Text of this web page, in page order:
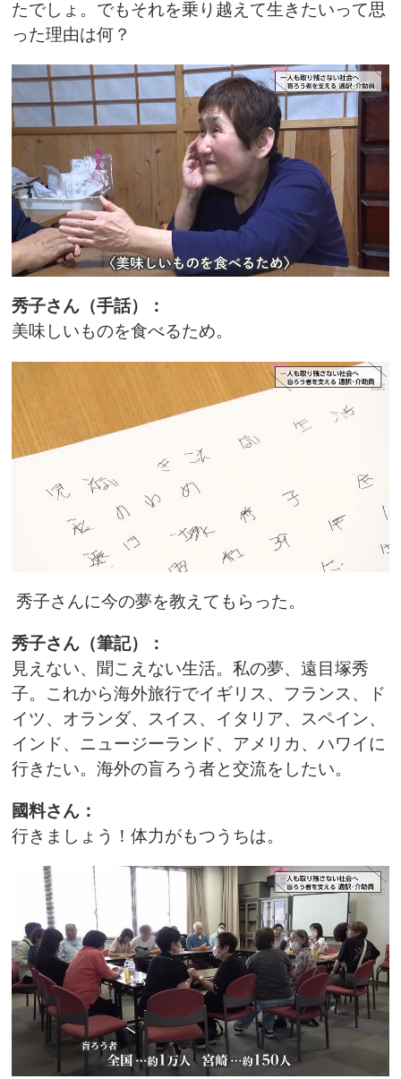
たでしょ。でもそれを乗り越えて生きたいって思
った理由は何？
秀子さん（手話）：
美味しいものを食べるため。
秀子さんに今の夢を教えてもらった。
秀子さん（筆記）：
見えない、聞こえない生活。私の夢、遠目塚秀
子。これから海外旅行でイギリス、フランス、ド
イツ、オランダ、スイス、イタリア、スペイン、
インド、ニュージーランド、アメリカ、ハワイに
行きたい。海外の盲ろう者と交流をしたい。
國料さん：
行きましょう！体力がもつうちは。